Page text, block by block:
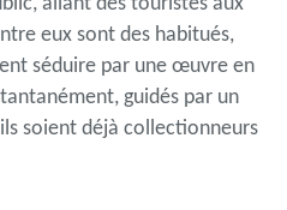
eux sont des habitués,
séduire par une œuvre en
guidés par un
soient déjà collectionneurs